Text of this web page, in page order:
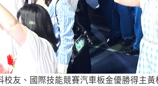
友、國際技能競賽汽車板金優勝得主黃